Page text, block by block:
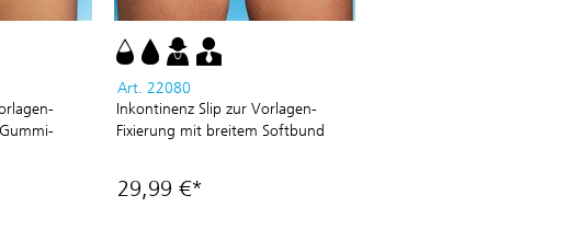
Art. 22080
Inkontinenz Slip zur Vorlagen-
Fixierung mit breitem Softbund
29,99 €*